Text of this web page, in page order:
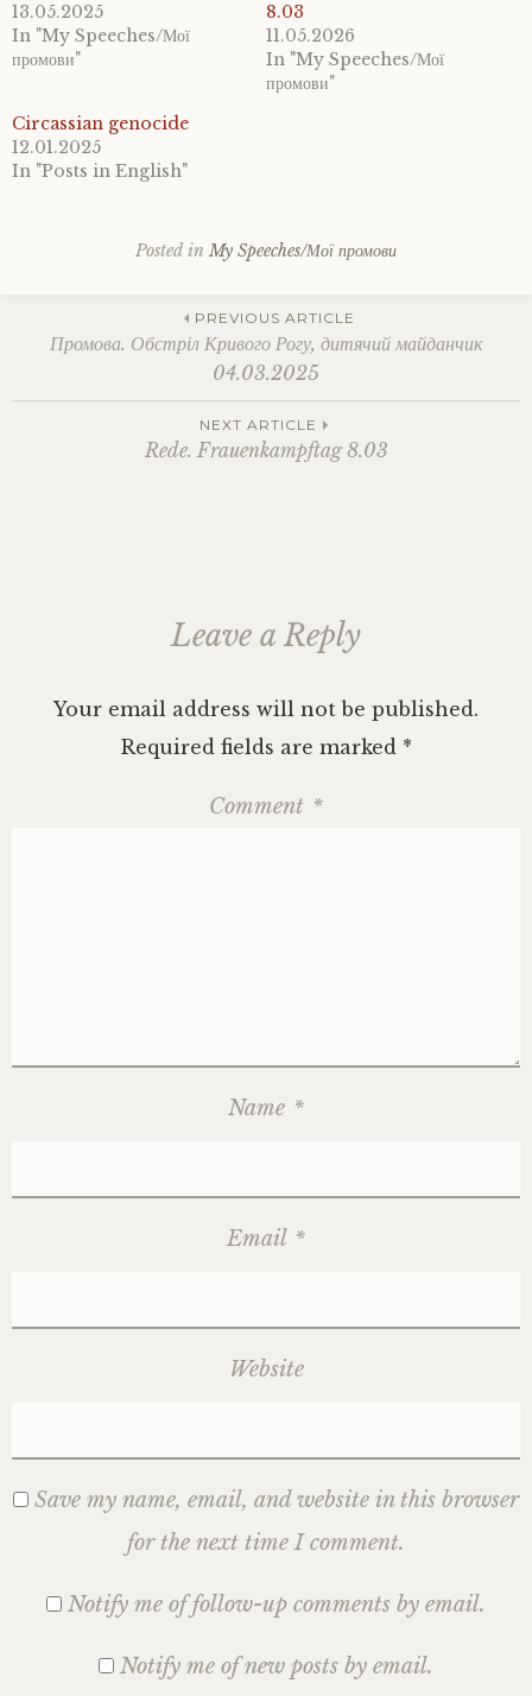
13.05.2025
In "My Speeches/Мої
промови"
8.03
11.05.2026
In "My Speeches/Мої
промови"
Circassian genocide
12.01.2025
In "Posts in English"
Posted in My Speeches/Мої промови
kinder,
in
Post
navigation
PREVIOUS ARTICLE
Промова. Обстріл Кривого Рогу, дитячий майданчик
04.03.2025
NEXT ARTICLE
Rede. Frauenkampftag 8.03
Leave a Reply
Your email address will not be published.
Required fields are marked *
Comment *
Name *
Email *
Website
Save my name, email, and website in this browser
for the next time I comment.
Notify me of follow-up comments by email.
Notify me of new posts by email.